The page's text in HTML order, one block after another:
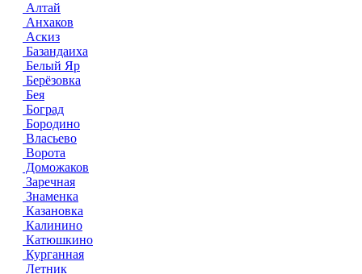
Алтай
Анхаков
Аскиз
Базандаиха
Белый Яр
Берёзовка
Бея
Боград
Бородино
Власьево
Ворота
Доможаков
Заречная
Знаменка
Казановка
Калинино
Катюшкино
Курганная
Летник